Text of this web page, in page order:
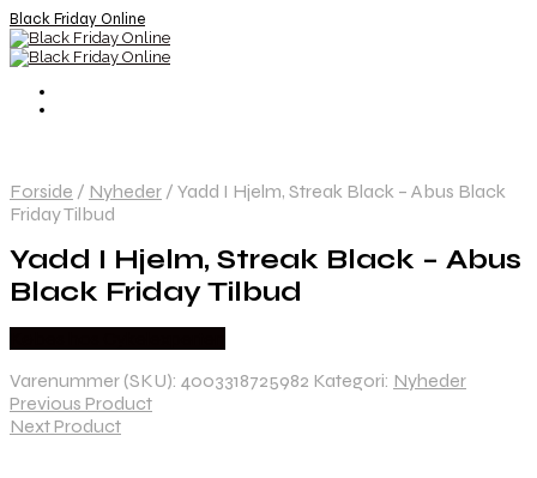
Black Friday Online
Forside / Nyheder / Yadd I Hjelm, Streak Black – Abus Black
Friday Tilbud
Yadd I Hjelm, Streak Black – Abus
Black Friday Tilbud
Varenummer (SKU): 4003318725982 Kategori: Nyheder
Previous Product
Next Product